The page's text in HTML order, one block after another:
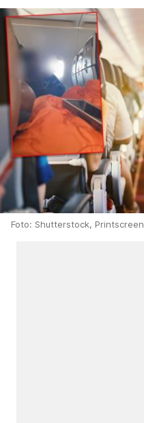
Foto: Shutterstock, Printscreen